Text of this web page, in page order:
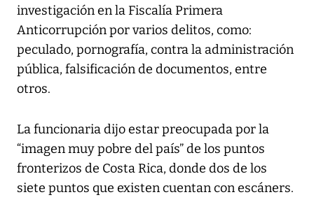
investigación en la Fiscalía Primera
Anticorrupción por varios delitos, como:
peculado, pornografía, contra la administración
pública, falsificación de documentos, entre
otros.
La funcionaria dijo estar preocupada por la
“imagen muy pobre del país” de los puntos
fronterizos de Costa Rica, donde dos de los
siete puntos que existen cuentan con escáners.